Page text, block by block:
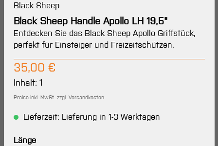
Black Sheep
Black Sheep Handle Apollo LH 19,5"
Entdecken Sie das Black Sheep Apollo Griffstück,
perfekt für Einsteiger und Freizeitschützen.
Regulärer Preis:
35,00 €
Inhalt: 1
Preise inkl. MwSt. zzgl. Versandkosten
Lieferzeit: Lieferung in 1-3 Werktagen
Längeauswählen